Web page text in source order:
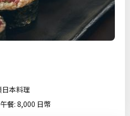
本料理
餐: 8,000 日幣